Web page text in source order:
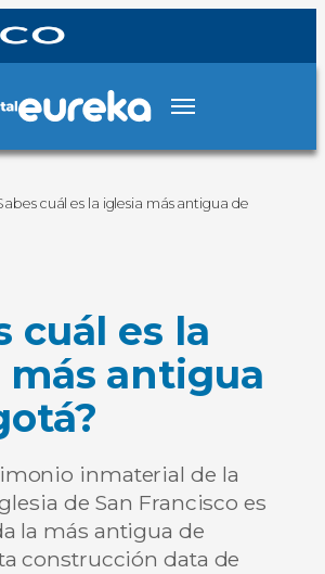
cuál es la iglesia más antigua de
cuál es la
más antigua
inmaterial de la
de San Francisco es
la más antigua de
construcción data de